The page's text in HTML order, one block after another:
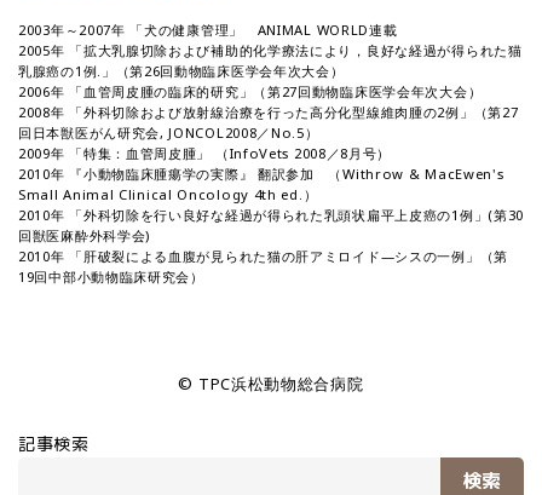
2003年～2007年 「犬の健康管理」 ANIMAL WORLD連載
2005年 「拡大乳腺切除および補助的化学療法により，良好な経過が得られた猫
乳腺癌の1例.」（第26回動物臨床医学会年次大会）
2006年 「血管周皮腫の臨床的研究」（第27回動物臨床医学会年次大会）
2008年 「外科切除および放射線治療を行った高分化型線維肉腫の2例」（第27
回日本獣医がん研究会, JONCOL2008／No.5）
2009年 「特集：血管周皮腫」 （InfoVets 2008／8月号）
2010年 『小動物臨床腫瘍学の実際』 翻訳参加 （Withrow & MacEwen's
Small Animal Clinical Oncology 4th ed.）
2010年 「外科切除を行い良好な経過が得られた乳頭状扁平上皮癌の1例」(第30
回獣医麻酔外科学会)
2010年 「肝破裂による血腹が見られた猫の肝アミロイド―シスの一例」（第
19回中部小動物臨床研究会）
© TPC浜松動物総合病院
記事検索
検索